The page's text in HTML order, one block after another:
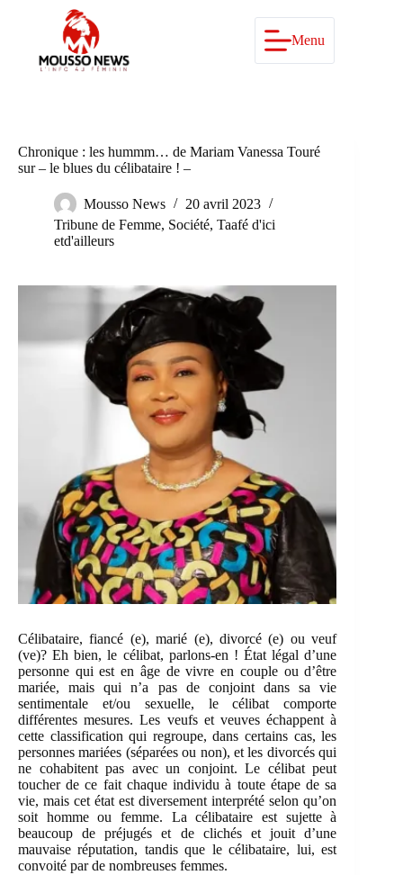
Menu
Chronique : les hummm… de Mariam Vanessa Touré
sur – le blues du célibataire ! –
Mousso News
20 avril 2023
Tribune de Femme, Société, Taafé d'ici
etd'ailleurs
Célibataire, fiancé (e), marié (e), divorcé (e) ou veuf
(ve)? Eh bien, le célibat, parlons-en ! État légal d’une
personne qui est en âge de vivre en couple ou d’être
mariée, mais qui n’a pas de conjoint dans sa vie
sentimentale et/ou sexuelle, le célibat comporte
différentes mesures. Les veufs et veuves échappent à
cette classification qui regroupe, dans certains cas, les
personnes mariées (séparées ou non), et les divorcés qui
ne cohabitent pas avec un conjoint. Le célibat peut
toucher de ce fait chaque individu à toute étape de sa
vie, mais cet état est diversement interprété selon qu’on
soit homme ou femme. La célibataire est sujette à
beaucoup de préjugés et de clichés et jouit d’une
mauvaise réputation, tandis que le célibataire, lui, est
convoité par de nombreuses femmes.